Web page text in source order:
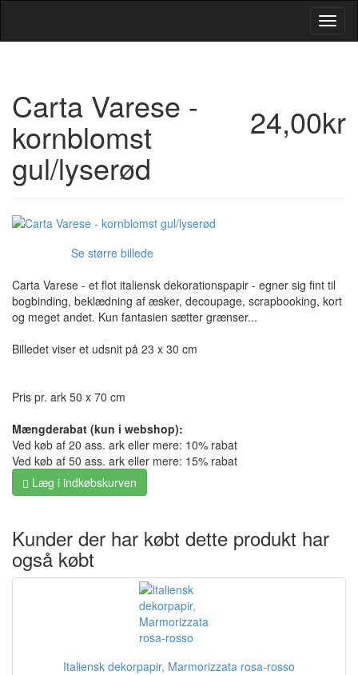
24,00kr
Carta Varese -
kornblomst
gul/lyserød
Se større billede
Carta Varese - et flot italiensk dekorationspapir - egner sig fint til
bogbinding, beklædning af æsker, decoupage, scrapbooking, kort
og meget andet. Kun fantasien sætter grænser...
Billedet viser et udsnit på 23 x 30 cm
Pris pr. ark 50 x 70 cm
Mængderabat (kun i webshop):
Ved køb af 20 ass. ark eller mere: 10% rabat
Ved køb af 50 ass. ark eller mere: 15% rabat
Læg i indkøbskurven
Kunder der har købt dette produkt har
også købt
Italiensk dekorpapir, Marmorizzata rosa-rosso